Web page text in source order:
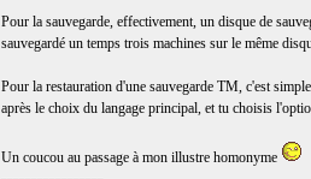
Pour la sauvegarde, effectivement, un disque de
sauvegardé un temps trois machines sur le même
Pour la restauration d'une sauvegarde TM, c'est
après le choix du langage principal, et tu choisis
Un coucou au passage à mon illustre homonyme